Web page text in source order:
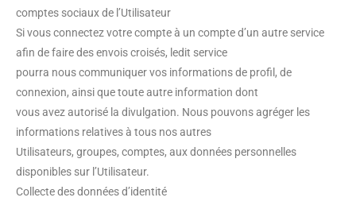
comptes sociaux de l’Utilisateur
Si vous connectez votre compte à un compte d’un autre service
afin de faire des envois croisés, ledit service
pourra nous communiquer vos informations de profil, de
connexion, ainsi que toute autre information dont
vous avez autorisé la divulgation. Nous pouvons agréger les
informations relatives à tous nos autres
Utilisateurs, groupes, comptes, aux données personnelles
disponibles sur l’Utilisateur.
Collecte des données d’identité